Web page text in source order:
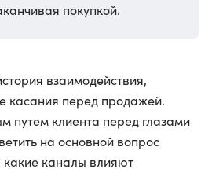
покупкой.
взаимодействия,
касания перед продажей.
путем клиента перед глазами
на основной вопрос
каналы влияют